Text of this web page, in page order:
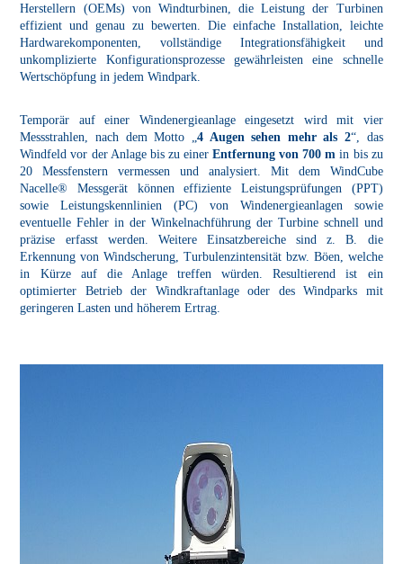
Herstellern (OEMs) von Windturbinen, die Leistung der Turbinen
effizient und genau zu bewerten. Die einfache Installation, leichte
Hardwarekomponenten, vollständige Integrationsfähigkeit und
unkomplizierte Konfigurationsprozesse gewährleisten eine schnelle
Wertschöpfung in jedem Windpark.
Temporär auf einer Windenergieanlage eingesetzt wird mit vier
Messstrahlen, nach dem Motto „ 4 Augen sehen mehr als 2“, das
Windfeld vor der Anlage bis zu einerEntfernung von 700 m in bis zu
20 Messfenstern vermessen und analysiert. Mit dem WindCube
Nacelle® Messgerät können effiziente Leistungsprüfungen (PPT)
sowie Leistungskennlinien (PC) von Windenergieanlagen sowie
eventuelle Fehler in der Winkelnachführung der Turbine schnell und
präzise erfasst werden. Weitere Einsatzbereiche sind z. B. die
Erkennung von Windscherung, Turbulenzintensität bzw. Böen, welche
in Kürze auf die Anlage treffen würden. Resultierend ist ein
optimierter Betrieb der Windkraftanlage oder des Windparks mit
geringeren Lasten und höherem Ertrag.